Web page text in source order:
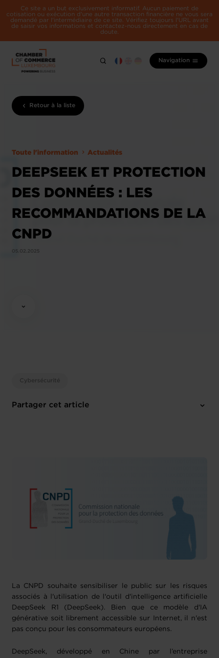
Ce site a un but exclusivement informatif. Aucun paiement de
cotisation ou exécution d'une autre transaction financière ne vous sera
demandé par l'intermédiaire de ce site. Vérifiez toujours l'URL avant
de saisir vos informations et contactez-nous directement en cas de
doute.
Navigation
Retour à la liste
Toute l'information Actualités
DEEPSEEK ET PROTECTION
DES DONNÉES : LES
RECOMMANDATIONS DE LA
CNPD
05.02.2025
Cybersécurité
Partager cet article
La CNPD souhaite sensibiliser le public sur les risques
associés à l'utilisation de l'outil d'intelligence artificielle
DeepSeek R1 (DeepSeek). Bien que ce modèle d'IA
générative soit librement accessible sur Internet, il n'est
pas conçu pour les consommateurs européens.
DeepSeek, développé en Chine par l’entreprise